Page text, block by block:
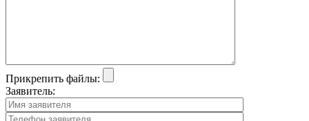
Прикрепить файлы:
Заявитель: